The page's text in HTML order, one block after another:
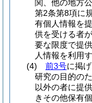
関、他の地方
第2条第8項に
有個人情報を
供を受ける者
要な限度で提
人情報を利用
(4)
前3号に掲
研究の目的の
以外の者に提
きその他保有